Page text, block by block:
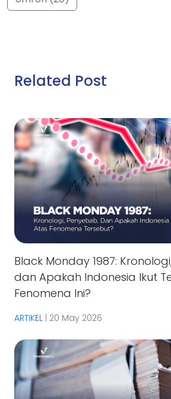
Related Post
Black Monday 1987:
dan Apakah Indonesia Ikut
Fenomena Ini?
ARTIKEL 20 May 2026